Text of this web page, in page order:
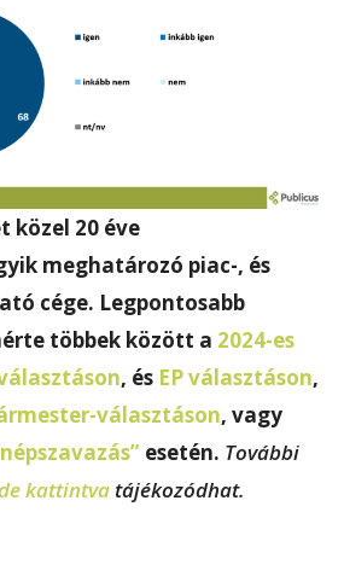
közel 20 éve
meghatározó piac-, és
cége. Legpontosabb
többek között a 2024-es
, és EP választáson,
választáson, vagy
esetén. További
kattintva tájékozódhat.